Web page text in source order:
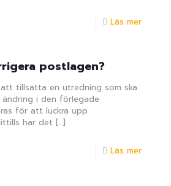
Läs mer
postlagen?
att tillsätta en utredning som ska
ändring i den förlegade
för att luckra upp
har det […]
Läs mer